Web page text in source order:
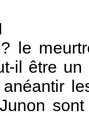
le
il être